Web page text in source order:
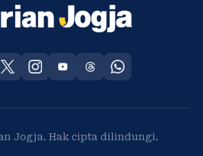
Jogja. Hak cipta dilindungi.